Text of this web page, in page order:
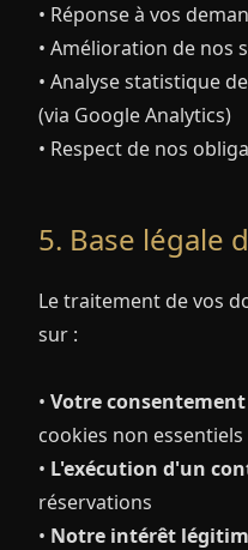
• Réponse à vos
• Amélioration de nos
• Analyse statistique
(via Google Analytics)
• Respect de nos
5. Base légale
Le traitement de vos
sur :
• Votre consentement
cookies non essentiels
• L'exécution d'un
réservations
• Notre intérêt